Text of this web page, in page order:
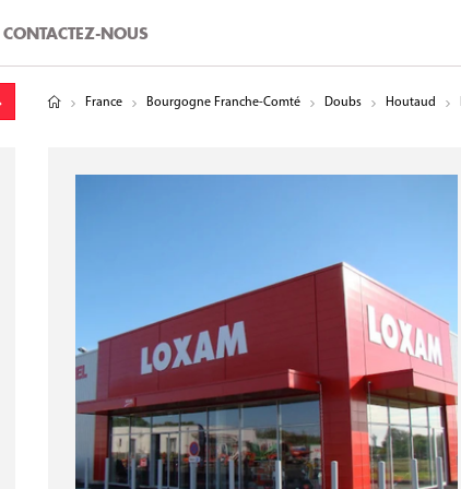
CONTACTEZ-NOUS
France Bourgogne Franche-Comté Doubs Houtaud